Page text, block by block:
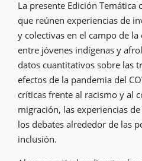
La presente Edición Temática
que reúnen experiencias de
y colectivas en el campo de
entre jóvenes indígenas y
datos cuantitativos sobre las
efectos de la pandemia del
críticas frente al racismo y al
migración, las experiencias
los debates alrededor de las
inclusión.